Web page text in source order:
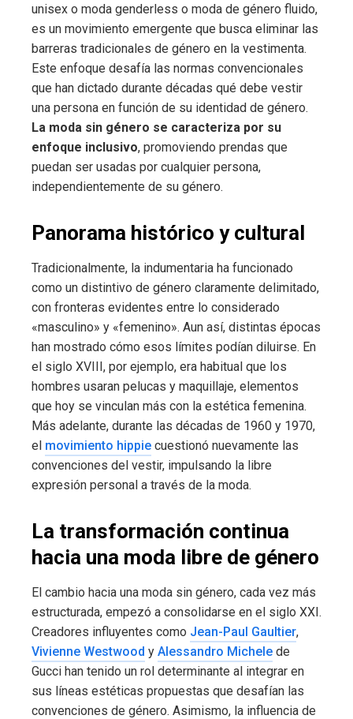
unisex o moda genderless o moda de género fluido,
es un movimiento emergente que busca eliminar las
barreras tradicionales de género en la vestimenta.
Este enfoque desafía las normas convencionales
que han dictado durante décadas qué debe vestir
una persona en función de su identidad de género.
La moda sin género se caracteriza por su
enfoque inclusivo, promoviendo prendas que
puedan ser usadas por cualquier persona,
independientemente de su género.
Panorama histórico y cultural
Tradicionalmente, la indumentaria ha funcionado
como un distintivo de género claramente delimitado,
con fronteras evidentes entre lo considerado
«masculino» y «femenino». Aun así, distintas épocas
han mostrado cómo esos límites podían diluirse. En
el siglo XVIII, por ejemplo, era habitual que los
hombres usaran pelucas y maquillaje, elementos
que hoy se vinculan más con la estética femenina.
Más adelante, durante las décadas de 1960 y 1970,
el movimiento hippie cuestionó nuevamente las
convenciones del vestir, impulsando la libre
expresión personal a través de la moda.
La transformación continua
hacia una moda libre de género
El cambio hacia una moda sin género, cada vez más
estructurada, empezó a consolidarse en el siglo XXI.
Creadores influyentes como Jean-Paul Gaultier,
Vivienne Westwood y Alessandro Michele de
Gucci han tenido un rol determinante al integrar en
sus líneas estéticas propuestas que desafían las
convenciones de género. Asimismo, la influencia de